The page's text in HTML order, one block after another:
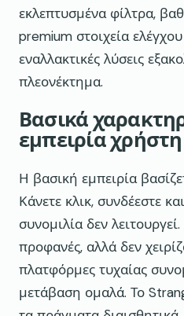
εκλεπτυσμένα φίλτρα,
premium στοιχεία
εναλλακτικές λύσεις
πλεονέκτημα.
Βασικά
εμπειρία χρήστη
Η βασική εμπειρία
Κάνετε κλικ, συνδέεστε
συνομιλία δεν
προφανές, αλλά δεν
πλατφόρμες τυχαίας
μετάβαση ομαλά. Το